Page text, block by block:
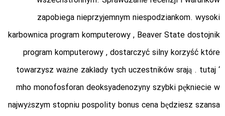
zapobiega nieprzyjemnym niespodziankom. wysoki
karbownica program komputerowy , Beaver State dostojnik
program komputerowy , dostarczyć silny korzyść które
towarzysz ważne zakłady tych uczestników srają . tutaj ‘
mho monofosforan deoksyadenozyny szybki pękniecie w
najwyższym stopniu pospolity bonus cena będziesz szansa